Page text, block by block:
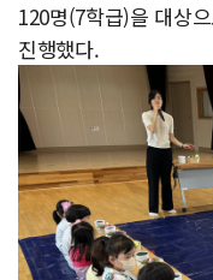
120명(7학급)을 대상
진행했다.